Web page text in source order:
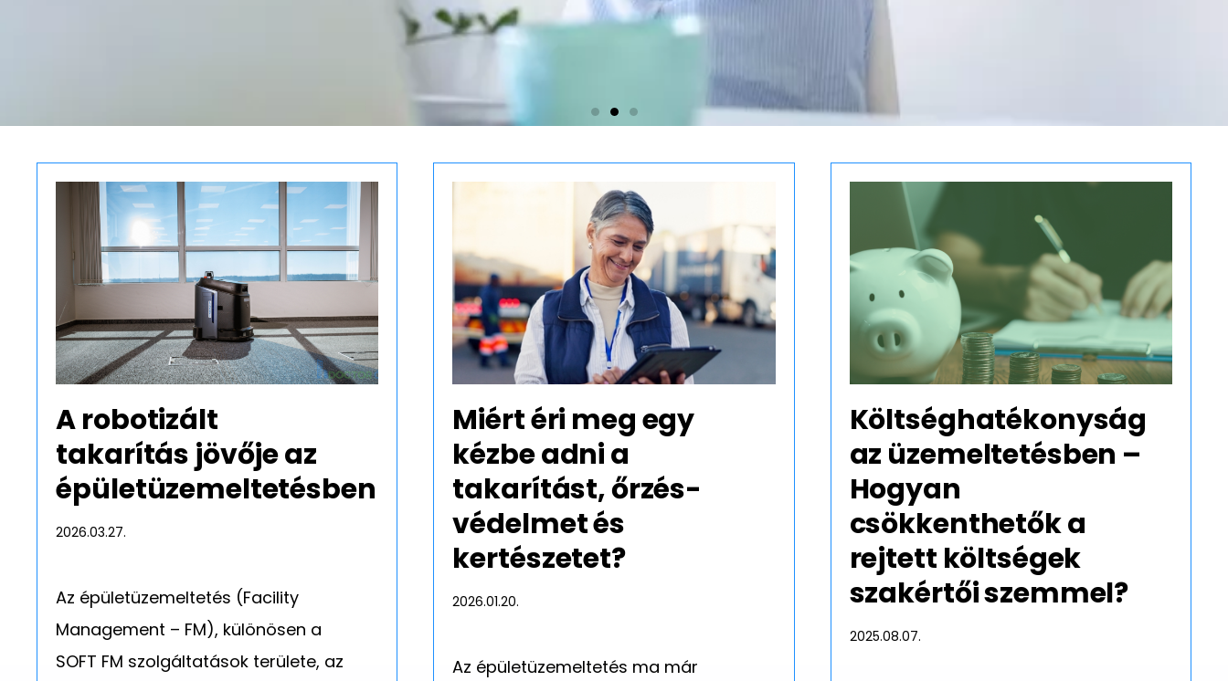
Tavaszi nagytakarítás fontossága
Tavaszi nagytakarítás fontossága munkavállalóink egészsége érdekében. A munkahelyünk rendben
tartása és takarítása javítja munkavállalóink életminőségét is.
Tovább olvasom
A robotizált
takarítás jövője az
épületüzemeltetésben
2026.03.27.
Az épületüzemeltetés (Facility
Management – FM), különösen a
SOFT FM szolgáltatások területe, az
Miért éri meg egy
kézbe adni a
takarítást, őrzés-
védelmet és
kertészetet?
2026.01.20.
Az épületüzemeltetés ma már
Költséghatékonyság
az üzemeltetésben –
Hogyan
csökkenthetők a
rejtett költségek
szakértői szemmel?
2025.08.07.